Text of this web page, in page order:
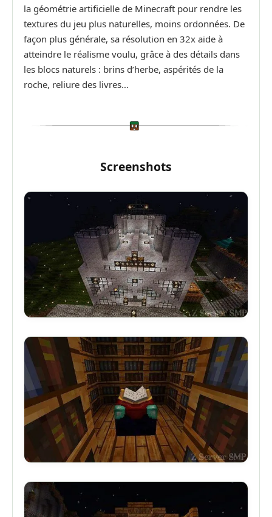
la géométrie artificielle de Minecraft pour rendre les
textures du jeu plus naturelles, moins ordonnées. De
façon plus générale, sa résolution en 32x aide à
atteindre le réalisme voulu, grâce à des détails dans
les blocs naturels : brins d’herbe, aspérités de la
roche, reliure des livres…
Screenshots